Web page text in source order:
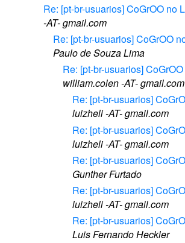
Re: [pt-br-usuarios] CoGrOO no
-AT- gmail.com
Re: [pt-br-usuarios] CoGrOO
Paulo de Souza Lima
Re: [pt-br-usuarios]
william.colen -AT- gmail.com
Re: [pt-br-usuarios]
luizheli -AT- gmail.com
Re: [pt-br-usuarios]
luizheli -AT- gmail.com
Re: [pt-br-usuarios]
Gunther Furtado
Re: [pt-br-usuarios]
luizheli -AT- gmail.com
Re: [pt-br-usuarios]
Luis Fernando Heckler